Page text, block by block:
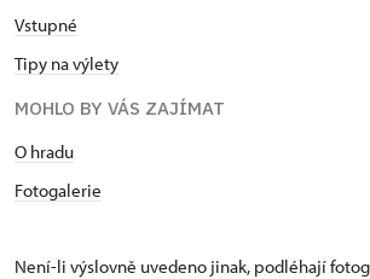
Vstupné
Tipy na výlety
MOHLO BY VÁS ZAJÍMAT
O hradu
Fotogalerie
Není-li výslovně uvedeno jinak, podléhají